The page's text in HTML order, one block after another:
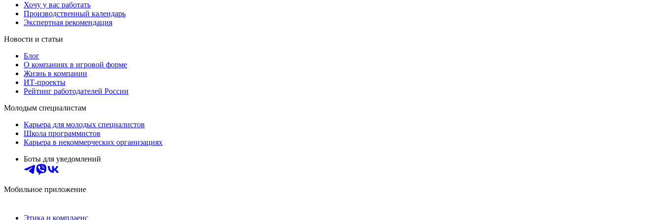
Хочу у вас работать
Производственный календарь
Экспертная рекомендация
Новости и статьи
Блог
О компаниях в игровой форме
Жизнь в компании
ИТ-проекты
Рейтинг работодателей России
Молодым специалистам
Карьера для молодых специалистов
Школа программистов
Карьера в некоммерческих организациях
Боты для уведомлений
Мобильное приложение
Этика и комплаенс